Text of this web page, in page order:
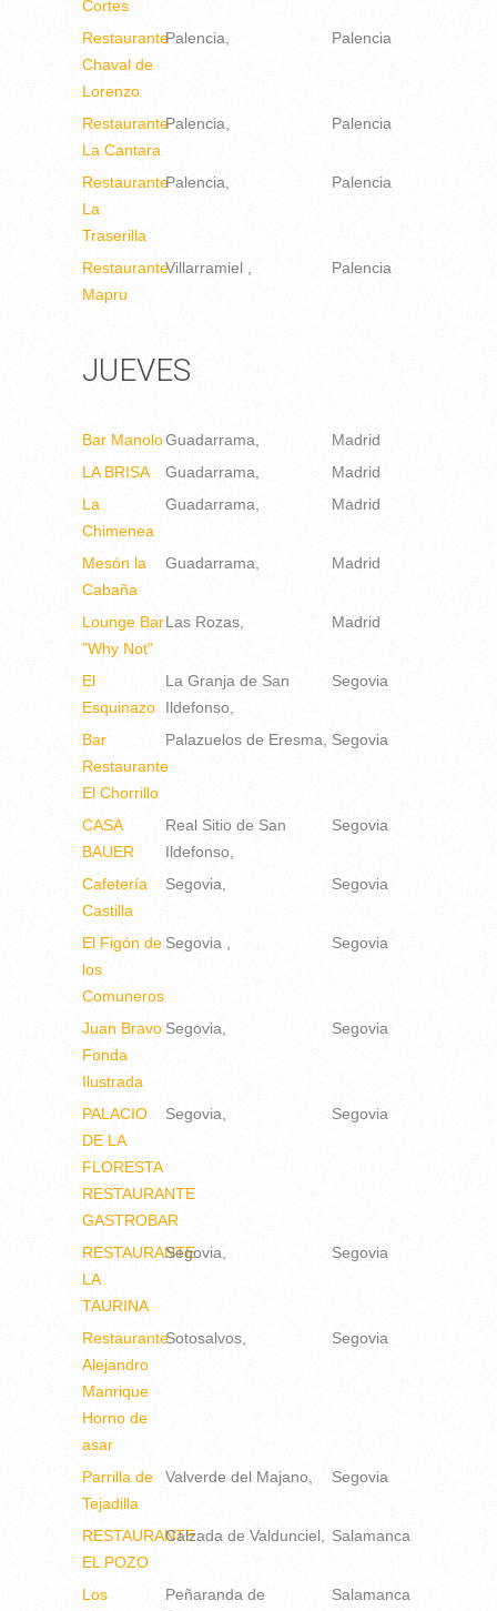
Cortes
Restaurante
Chaval de
Lorenzo
Palencia Palencia
Restaurante
La Cantara
Palencia Palencia
Restaurante
La
Traserilla
Palencia Palencia
Restaurante
Mapru
Villarramiel Palencia
JUEVES
Bar ManoloGuadarrama
Madrid
LA BRISA
Guadarrama
Madrid
La
Chimenea
Guadarrama Madrid
Mesón la
Cabaña
Guadarrama Madrid
Lounge Bar
"Why Not"
Las Rozas Madrid
El
Esquinazo
La Granja de San
Ildefonso
Segovia
Bar
Restaurante
El Chorrillo
Palazuelos de Eresma Segovia
CASA
BAUER
Real Sitio de San
Ildefonso
Segovia
Cafetería
Castilla
Segovia Segovia
El Figón de
los
Comuneros
Segovia Segovia
Juan Bravo
Fonda
Ilustrada
Segovia Segovia
PALACIO
DE LA
FLORESTA
RESTAURANTE
GASTROBAR
Segovia Segovia
RESTAURANTE
LA
TAURINA
Segovia Segovia
Restaurante
Alejandro
Manrique
Horno de
asar
Sotosalvos Segovia
Parrilla de
Tejadilla
Valverde del Majano Segovia
RESTAURANTE
EL POZO
Calzada de Valdunciel Salamanca
Los
Peñaranda de
Salamanca